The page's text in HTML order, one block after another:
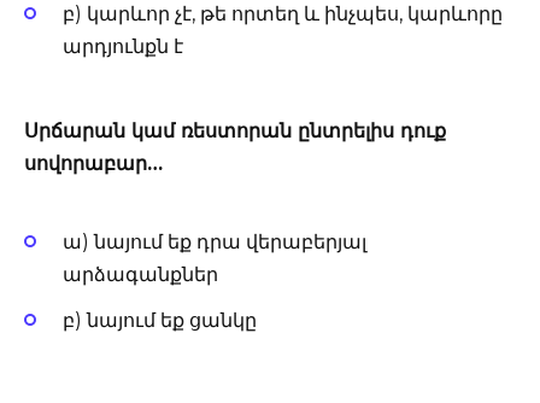
բ) կարևոր չէ, թե որտեղ և ինչպես, կարևորը
արդյունքն է
Սրճարան կամ ռեստորան ընտրելիս դուք
սովորաբար…
ա) նայում եք դրա վերաբերյալ
արձագանքներ
բ) նայում եք ցանկը